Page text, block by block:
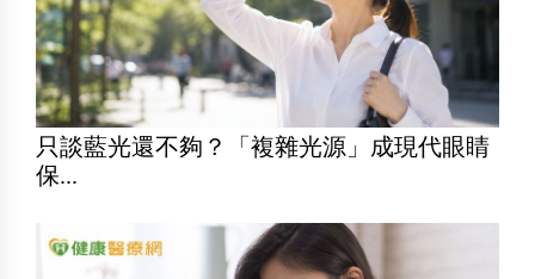
只談藍光還不夠？「複雜光源」成現代眼睛
保...